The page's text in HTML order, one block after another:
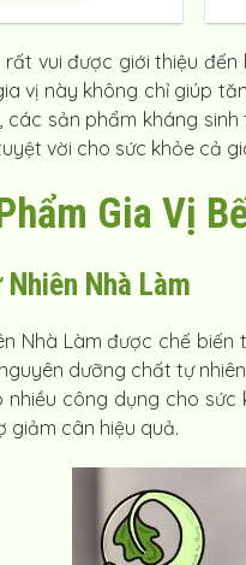
rất vui được giới thiệu
vị này không chỉ giúp
sản phẩm kháng
vời cho sức khỏe cả
Gia Vị
Nhà Làm
Nhà Làm được chế
dưỡng chất tự
công dụng cho
giảm cân hiệu quả.